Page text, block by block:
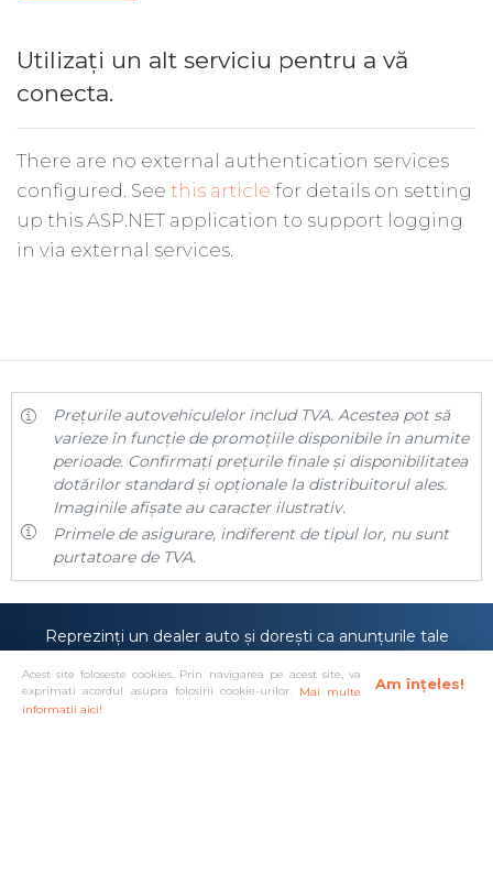
Acest site foloseste cookies. Prin navigarea pe acest site, va
exprimati acordul asupra folosirii cookie-urilor.
Mai multe
informatii aici!
Am înțeles!
Utilizați un alt serviciu pentru a vă
conecta.
There are no external authentication services
configured. See this article for details on setting
up this ASP.NET application to support logging
in via external services.
Prețurile autovehiculelor includ TVA. Acestea pot să
varieze în funcție de promoțiile disponibile în anumite
perioade. Confirmați prețurile finale și disponibilitatea
dotărilor standard și opționale la distribuitorul ales.
Imaginile afișate au caracter ilustrativ.
Primele de asigurare, indiferent de tipul lor, nu sunt
purtatoare de TVA.
Reprezinți un dealer auto și dorești ca anunțurile tale
anunțurile tale sunt deja prezente pe site-ul nostru,